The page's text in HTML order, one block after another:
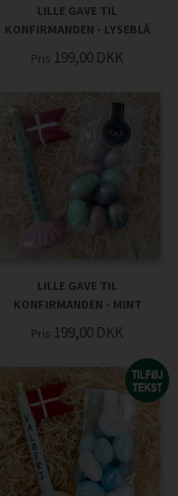
LILLE GAVE TIL
KONFIRMANDEN - LYSEBLÅ
Pris 199,00 DKK
LILLE GAVE TIL
KONFIRMANDEN - MINT
Pris 199,00 DKK